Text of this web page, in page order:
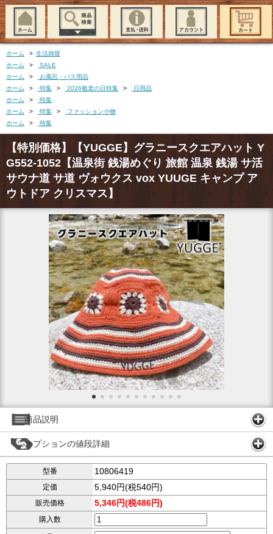
ホーム > 生活雑貨
ホーム
>
SALE
ホーム
>
お風呂・バス用品
ホーム
> 特集 > 2026敬老の日特集 >
日用品
ホーム
>
特集
ホーム
> 特集 >
ファッション小物
ホーム
> 特集
【特別価格】【YUGGE】グラニースクエアハット Y
G552-1052【温泉街 銭湯めぐり 旅館 温泉 銭湯 サ活
サウナ道 サ道 ヴォウクス vox YUUGE キャンプ ア
ウトドア クリスマス】
商品説明
オプションの値段詳細
型番 10806419
定価 5,940円(税540円)
販売価格 5,346円(税486円)
購入数